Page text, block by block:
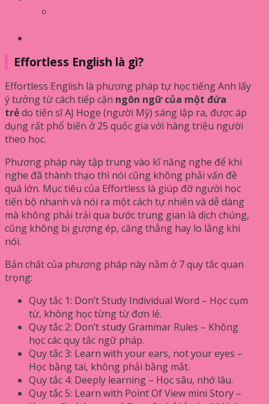
Effortless English là gì?
Effortless English là phương pháp tự học tiếng Anh lấy
ý tưởng từ cách tiếp cận ngôn ngữ của một đứa
trẻdo tiến sĩ AJ Hoge (người Mỹ) sáng lập ra, được áp
dụng rất phổ biến ở 25 quốc gia với hàng triệu người
theo học.
Phương pháp này tập trung vào kĩ năng nghe để khi
nghe đã thành thạo thì nói cũng không phải vấn đề
quá lớn. Mục tiêu của Effortless là giúp đỡ người học
tiến bộ nhanh và nói ra một cách tự nhiên và dễ dàng
mà không phải trải qua bước trung gian là dịch chúng,
cũng không bị gượng ép, căng thẳng hay lo lắng khi
nói.
Bản chất của phương pháp này nằm ở 7 quy tắc quan
trọng:
Quy tắc 1: Don’t Study Individual Word – Học cụm
từ, không học từng từ đơn lẻ.
Quy tắc 2: Don’t study Grammar Rules – Không
học các quy tắc ngữ pháp.
Quy tắc 3: Learn with your ears, not your eyes –
Học bằng tai, không phải bằng mắt.
Quy tắc 4: Deeply learning – Học sâu, nhớ lâu.
Quy tắc 5: Learn with Point Of View mini Story –